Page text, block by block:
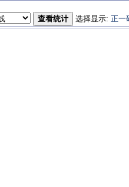
查看统计 选择显示: 正一